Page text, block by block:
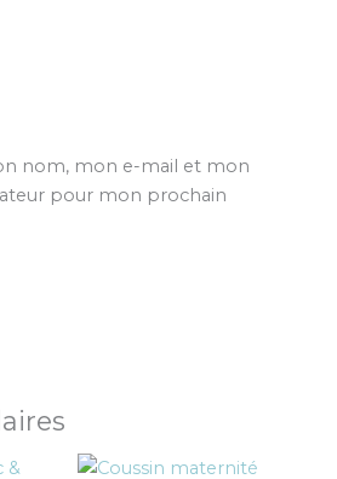
nom, mon e-mail et mon
pour mon prochain